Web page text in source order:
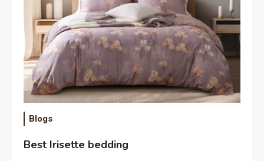
Blogs
Best Irisette bedding